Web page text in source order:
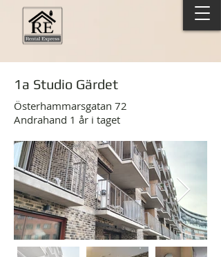
1a Studio Gärdet
Österhammarsgatan 72
Andrahand 1 år i taget